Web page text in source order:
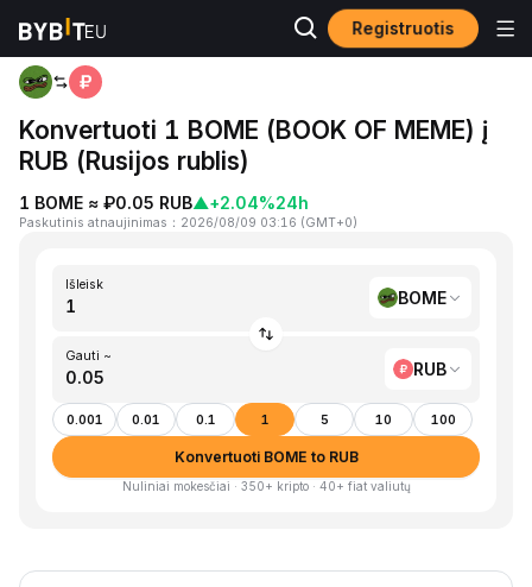
Registruotis
Pagrindinis
Konvertuoti 1 BOME (BOOK OF MEME) į
RUB (Rusijos rublis)
1 BOME ≈ ₽0.05 RUB▲+2.04%24h
Paskutinis atnaujinimas ： 2026/08/09 03:16 (GMT+0)
Išleisk
BOME
Gauti ~
RUB
0.001 0.01 0.1 1 5 10 100
Konvertuoti BOME to RUB
Nuliniai mokesčiai · 350+ kripto · 40+ fiat valiutų